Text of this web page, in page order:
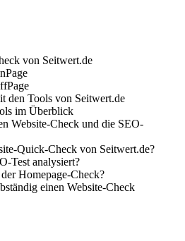
von Seitwert.de
den Tools von Seitwert.de
im Überblick
Website-Check und die SEO-
Quick-Check von Seitwert.de?
Test analysiert?
Homepage-Check?
einen Website-Check